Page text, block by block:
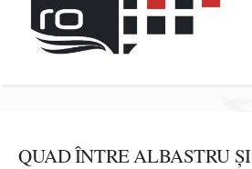
QUAD ÎNTRE ALBASTRU ȘI